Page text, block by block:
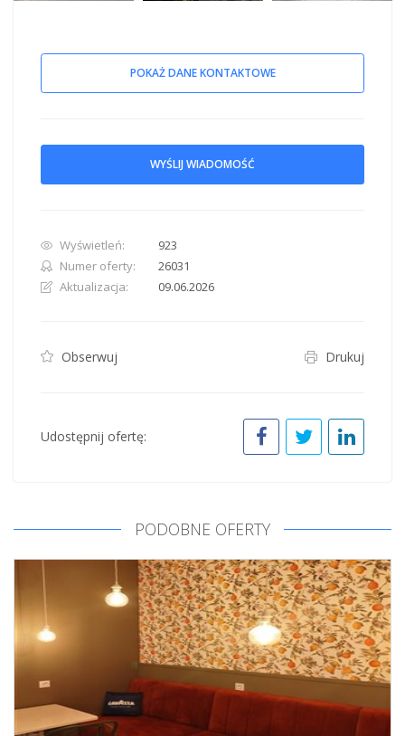
POKAŻ DANE KONTAKTOWE
WYŚLIJ WIADOMOŚĆ
Wyświetleń:
923
Numer oferty:
26031
Aktualizacja:
09.06.2026
Obserwuj Drukuj
Udostępnij ofertę:
PODOBNE OFERTY